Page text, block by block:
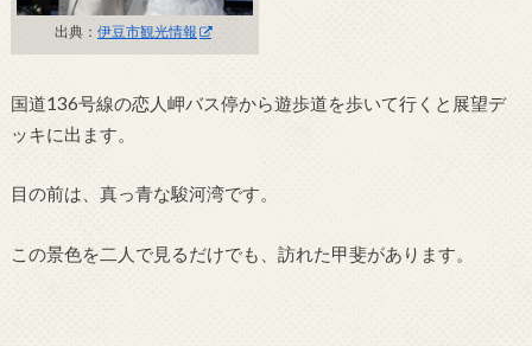
出典： 伊豆市観光情報
国道136号線の恋人岬バス停から遊歩道を歩いて行くと展望デ
ッキに出ます。
目の前は、真っ青な駿河湾です。
この景色を二人で見るだけでも、訪れた甲斐があります。